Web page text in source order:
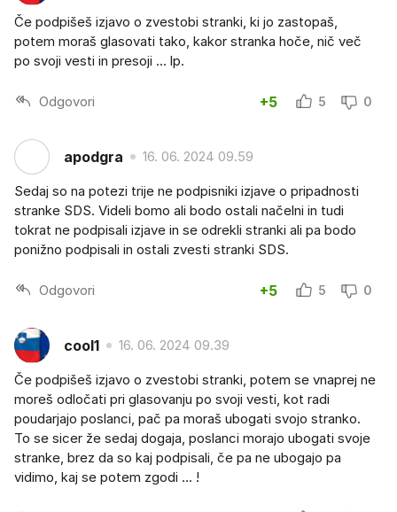
Če podpišeš izjavo o zvestobi stranki, ki jo zastopaš,
potem moraš glasovati tako, kakor stranka hoče, nič več
po svoji vesti in presoji ... lp.
Odgovori +5 5 0
apodgra 16. 06. 2024 09.59
Sedaj so na potezi trije ne podpisniki izjave o pripadnosti
stranke SDS. Videli bomo ali bodo ostali načelni in tudi
tokrat ne podpisali izjave in se odrekli stranki ali pa bodo
ponižno podpisali in ostali zvesti stranki SDS.
Odgovori +5 5 0
cool1 16. 06. 2024 09.39
Če podpišeš izjavo o zvestobi stranki, potem se vnaprej ne
moreš odločati pri glasovanju po svoji vesti, kot radi
poudarjajo poslanci, pač pa moraš ubogati svojo stranko.
To se sicer že sedaj dogaja, poslanci morajo ubogati svoje
stranke, brez da so kaj podpisali, če pa ne ubogajo pa
vidimo, kaj se potem zgodi ... !